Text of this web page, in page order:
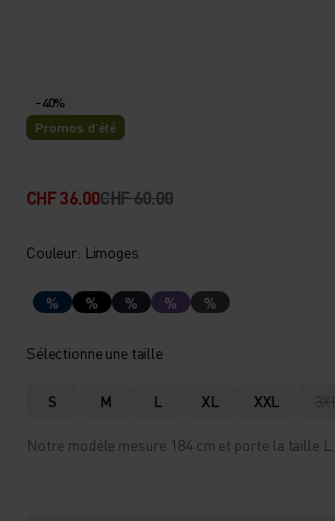
-40%
Promos d’été
CHF 36.00CHF 60.00
Couleur: Limoges
% % % % %
Sélectionne une taille
S M L XL XXL 3XL
Notre modèle mesure 184 cm et porte la taille L.